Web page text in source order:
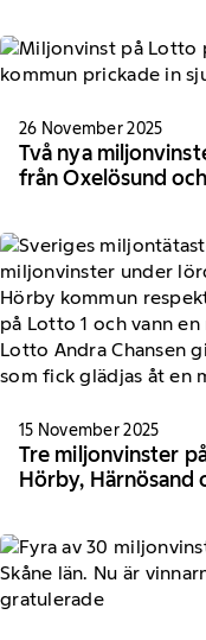
26 November 2025
Två nya
från Oxelösund
15 November 2025
Tre miljonvinster
Hörby, Härnösand